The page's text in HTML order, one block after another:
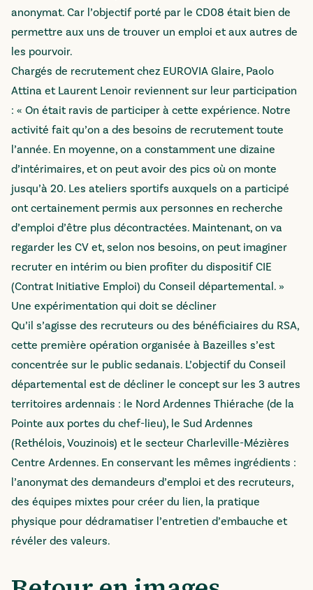
anonymat. Car l’objectif porté par le CD08 était bien de
permettre aux uns de trouver un emploi et aux autres de
les pourvoir.
Chargés de recrutement chez EUROVIA Glaire, Paolo
Attina et Laurent Lenoir reviennent sur leur participation
: « On était ravis de participer à cette expérience. Notre
activité fait qu’on a des besoins de recrutement toute
l’année. En moyenne, on a constamment une dizaine
d’intérimaires, et on peut avoir des pics où on monte
jusqu’à 20. Les ateliers sportifs auxquels on a participé
ont certainement permis aux personnes en recherche
d’emploi d’être plus décontractées. Maintenant, on va
regarder les CV et, selon nos besoins, on peut imaginer
recruter en intérim ou bien profiter du dispositif CIE
(Contrat Initiative Emploi) du Conseil départemental. »
Une expérimentation qui doit se décliner
Qu’il s’agisse des recruteurs ou des bénéficiaires du RSA,
cette première opération organisée à Bazeilles s’est
concentrée sur le public sedanais. L’objectif du Conseil
départemental est de décliner le concept sur les 3 autres
territoires ardennais : le Nord Ardennes Thiérache (de la
Pointe aux portes du chef-lieu), le Sud Ardennes
(Rethélois, Vouzinois) et le secteur Charleville-Mézières
Centre Ardennes. En conservant les mêmes ingrédients :
l’anonymat des demandeurs d’emploi et des recruteurs,
des équipes mixtes pour créer du lien, la pratique
physique pour dédramatiser l’entretien d’embauche et
révéler des valeurs.